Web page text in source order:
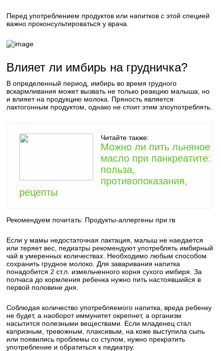
Перед употреблением продуктов или напитков с этой специей
важно проконсультироваться у врача.
Влияет ли имбирь на грудничка?
В определенный период, имбирь во время грудного
вскармливания может вызвать не только реакцию малыша, но
и влияет на продукцию молока. Пряность является
лактогонным продуктом, однако не стоит этим злоупотреблять.
Читайте также:
Можно ли пить льняное
масло при панкреатите:
польза,
противопоказания,
рецепты
Рекомендуем почитать: Продукты-аллергены при гв
Если у мамы недостаточная лактация, малыш не наедается
или теряет вес, педиатры рекомендуют употреблять имбирный
чай в умеренных количествах. Необходимо любым способом
сохранить грудное молоко. Для заваривания напитка
понадобится 2 ст.л. измельченного корня сухого имбиря. За
полчаса до кормления ребенка нужно пить настоявшийся в
первой половине дня.
Соблюдая количество употребляемого напитка, вреда ребенку
не будет, а наоборот иммунитет окрепнет, а организм
насытится полезными веществами. Если младенец стал
капризным, тревожным, плаксивым, на коже выступила сыпь
или появились проблемы со стулом, нужно прекратить
употребление и обратиться к педиатру.